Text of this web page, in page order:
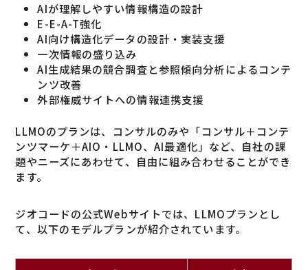
AIが理解しやすい情報構造の設計
E-E-A-T強化
AI向け構造化データの設計・実装支援
一次情報の盛り込み
AI生成結果の競合調査と参照傾向分析によるコンテ
ンツ改善
外部権威サイトへの情報連携支援
LLMOのプランは、コンサルのみや「コンサル＋コンテ
ンツマーケ＋AIO・LLMO、AI最適化」など、自社の課
題やニーズにあわせて、自由に組み合わせることができ
ます。
ジオコードの公式Webサイトでは、LLMOプランとし
て、以下のモデルプランが紹介されています。